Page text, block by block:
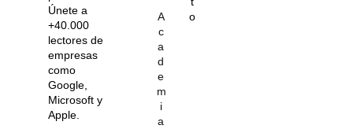
Únete a
+40.000
lectores de
empresas
como
Google,
Microsoft y
Apple.
A
c
a
d
e
m
i
a
o